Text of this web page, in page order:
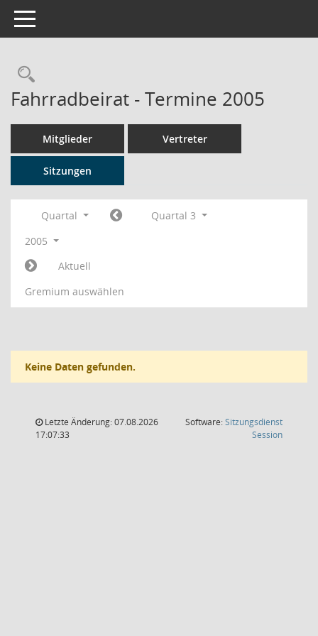
Toggle navigation
Rechercheauswahl
Fahrradbeirat - Termine 2005
Mitglieder Vertreter
Sitzungen
Quartal
Quartal 3
2005
Aktuell
Gremium auswählen
Keine Daten gefunden.
Letzte Änderung: 07.08.2026
17:07:33
Software:Sitzungsdienst
Session(Wird in